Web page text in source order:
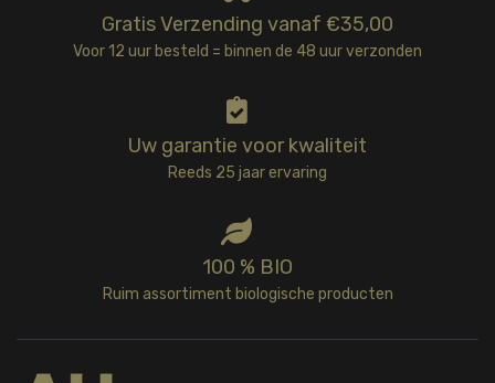
Gratis Verzending vanaf €35,00
Voor 12 uur besteld = binnen de 48 uur verzonden
Uw garantie voor kwaliteit
Reeds 25 jaar ervaring
100 % BIO
Ruim assortiment biologische producten